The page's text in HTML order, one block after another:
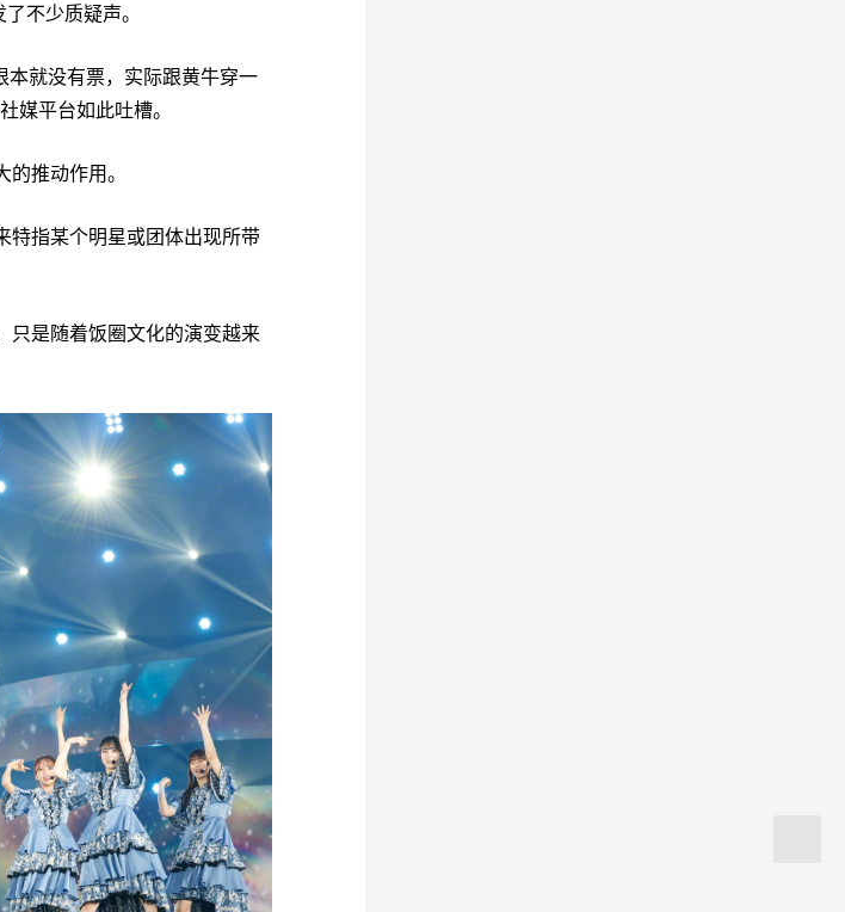
不少质疑声。
本就没有票，实际跟黄牛穿一
媒平台如此吐槽。
推动作用。
特指某个明星或团体出现所带
只是随着饭圈文化的演变越来